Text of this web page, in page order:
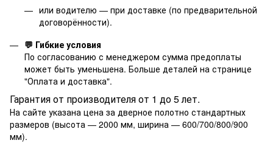
или водителю — при доставке (по предварительной
договорённости).
💬 Гибкие условия
По согласованию с менеджером сумма предоплаты
может быть уменьшена. Больше деталей на странице
"Оплата и доставка".
Гарантия от производителя от 1 до 5 лет.
На сайте указана цена за дверное полотно стандартных
размеров (высота — 2000 мм, ширина — 600/700/800/900
мм).